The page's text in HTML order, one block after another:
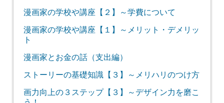
漫画家の学校や講座【２】～学費について
漫画家の学校や講座【１】～メリット・デメリッ
ト
漫画家とお金の話（支出編）
ストーリーの基礎知識【３】～メリハリのつけ方
画力向上の３ステップ【３】～デザイン力を磨こ